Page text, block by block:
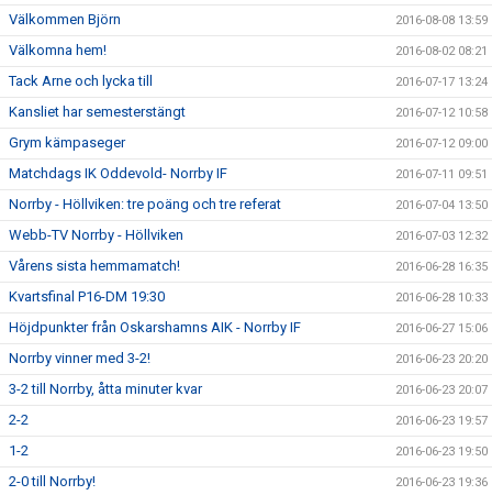
Välkommen Björn 2016-08-08 13:59
Välkomna hem! 2016-08-02 08:21
Tack Arne och lycka till 2016-07-17 13:24
Kansliet har semesterstängt 2016-07-12 10:58
Grym kämpaseger 2016-07-12 09:00
Matchdags IK Oddevold- Norrby IF 2016-07-11 09:51
Norrby - Höllviken: tre poäng och tre referat 2016-07-04 13:50
Webb-TV Norrby - Höllviken 2016-07-03 12:32
Vårens sista hemmamatch! 2016-06-28 16:35
Kvartsfinal P16-DM 19:30 2016-06-28 10:33
Höjdpunkter från Oskarshamns AIK - Norrby IF 2016-06-27 15:06
Norrby vinner med 3-2! 2016-06-23 20:20
3-2 till Norrby, åtta minuter kvar 2016-06-23 20:07
2-2 2016-06-23 19:57
1-2 2016-06-23 19:50
2-0 till Norrby! 2016-06-23 19:36